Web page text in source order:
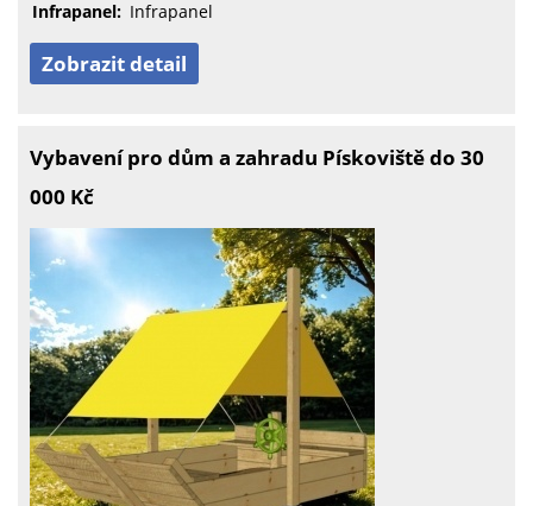
Infrapanel: Infrapanel
Zobrazit detail
Vybavení pro dům a zahradu Pískoviště do 30
000 Kč